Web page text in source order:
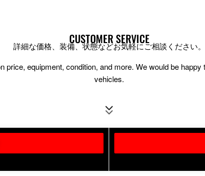
CUSTOMER SERVICE
詳細な価格、装備、状態などお気軽にご相談ください。
price, equipment, condition, and more. We would be
vehicles.